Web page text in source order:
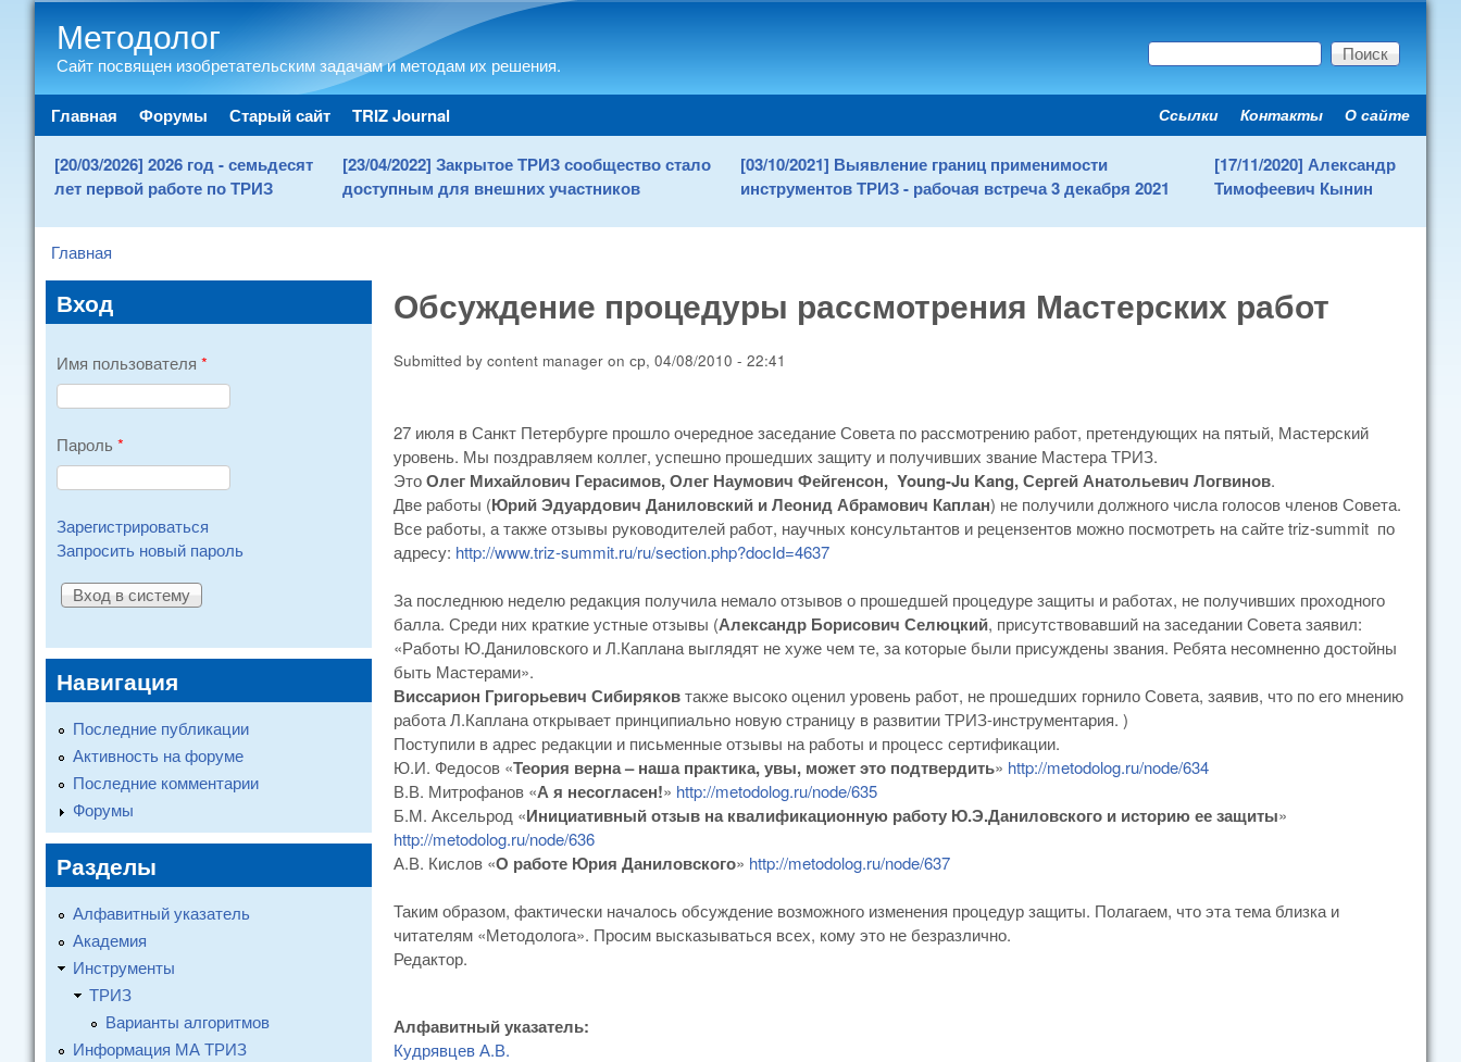
Методолог
Сайт посвящен изобретательским задачам и методам их решения. Форма поиска
Поиск
Main menu
Главная Форумы Старый сайт TRIZ Journal Secondary menu
Ссылки Контакты О сайте
[20/03/2026] 2026 год - семьдесят
лет первой работе по ТРИЗ
[23/04/2022] Закрытое ТРИЗ сообщество стало
доступным для внешних участников
[03/10/2021] Выявление границ применимости
инструментов ТРИЗ - рабочая встреча 3 декабря 2021
[17/11/2020] Александр
Тимофеевич Кынин
You are here
Главная
Обсуждение процедуры рассмотрения Мастерских работ
Submitted by content manager on ср, 04/08/2010 - 22:41
27 июля в Санкт Петербурге прошло очередное заседание Совета по рассмотрению работ, претендующих на пятый, Мастерский
уровень. Мы поздравляем коллег, успешно прошедших защиту и получивших звание Мастера ТРИЗ.
ЭтоОлег Михайлович Герасимов, Олег Наумович Фейгенсон, Young-Ju Kang, Сергей Анатольевич Логвинов.
Две работы (Юрий Эдуардович Даниловский и Леонид Абрамович Каплан) не получили должного числа голосов членов Совета.
Все работы, а также отзывы руководителей работ, научных консультантов и рецензентов можно посмотреть на сайте triz-summit по
адресу: http://www.triz-summit.ru/ru/section.php?docId=4637
За последнюю неделю редакция получила немало отзывов о прошедшей процедуре защиты и работах, не получивших проходного
балла. Среди них краткие устные отзывы (Александр Борисович Селюцкий, присутствовавший на заседании Совета заявил:
«Работы Ю.Даниловского и Л.Каплана выглядят не хуже чем те, за которые были присуждены звания. Ребята несомненно достойны
быть Мастерами».
Виссарион Григорьевич Сибиряковтакже высоко оценил уровень работ, не прошедших горнило Совета, заявив, что по его мнению
работа Л.Каплана открывает принципиально новую страницу в развитии ТРИЗ-инструментария. )
Поступили в адрес редакции и письменные отзывы на работы и процесс сертификации.
Ю.И. Федосов «Теория верна – наша практика, увы, может это подтвердить» http://metodolog.ru/node/634
В.В. Митрофанов «А я несогласен!» http://metodolog.ru/node/635
Б.М. Аксельрод «Инициативный отзыв на квалификационную работу Ю.Э.Даниловского и историю ее защиты»
http://metodolog.ru/node/636
А.В. Кислов «О работе Юрия Даниловского» http://metodolog.ru/node/637
Таким образом, фактически началось обсуждение возможного изменения процедур защиты. Полагаем, что эта тема близка и
читателям «Методолога». Просим высказываться всех, кому это не безразлично.
Редактор.
Алфавитный указатель:
Кудрявцев А.В.
Вход
Имя пользователя *
Пароль *
Зарегистрироваться
Запросить новый пароль
Навигация
Последние публикации
Активность на форуме
Последние комментарии
Форумы
Разделы
Алфавитный указатель
Академия
Инструменты
ТРИЗ
Варианты алгоритмов
Информация МА ТРИЗ